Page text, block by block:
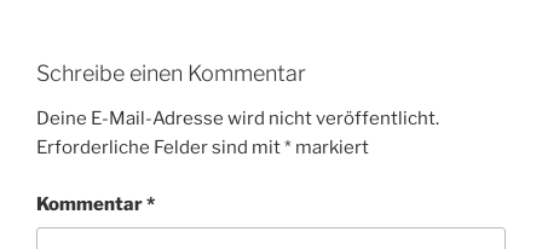
Schreibe einen Kommentar
Deine E-Mail-Adresse wird nicht veröffentlicht.
Erforderliche Felder sind mit* markiert
Kommentar*